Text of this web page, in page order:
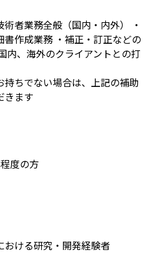
者業務全般（国内・内外） ・
書作成業務 ・補正・訂正などの
内、海外のクライアントとの打
ちでない場合は、上記の補助
きます
度の方
ける研究・開発経験者